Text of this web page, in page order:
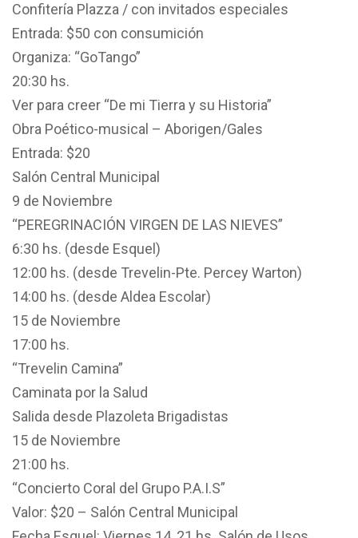
Confitería Plazza / con invitados especiales
Entrada: $50 con consumición
Organiza: “GoTango”
20:30 hs.
Ver para creer “De mi Tierra y su Historia”
Obra Poético-musical – Aborigen/Gales
Entrada: $20
Salón Central Municipal
9 de Noviembre
“PEREGRINACIÓN VIRGEN DE LAS NIEVES”
6:30 hs. (desde Esquel)
12:00 hs. (desde Trevelin-Pte. Percey Warton)
14:00 hs. (desde Aldea Escolar)
15 de Noviembre
17:00 hs.
“Trevelin Camina”
Caminata por la Salud
Salida desde Plazoleta Brigadistas
15 de Noviembre
21:00 hs.
“Concierto Coral del Grupo P.A.I.S”
Valor: $20 – Salón Central Municipal